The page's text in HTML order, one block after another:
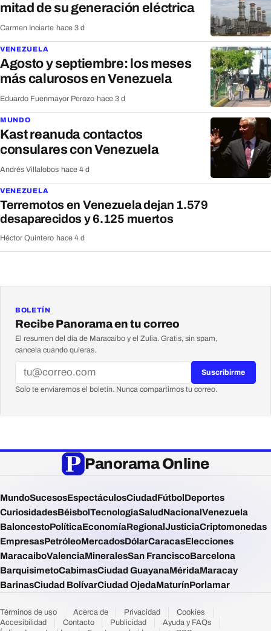
mitad de su generación eléctrica
Carmen Inciarte hace 3 d
VENEZUELA
Agosto y septiembre: los meses
más calurosos en Venezuela
Eduardo Fuenmayor Perozo hace 3 d
MUNDO
Kast reanuda contactos
consulares con Venezuela
Andrés Villalobos hace 4 d
VENEZUELA
Terremotos en Venezuela dejan 1.579
desaparecidos y 6.125 muertos
Héctor Quintero hace 4 d
BOLETÍN
Recibe Panorama en tu correo
El resumen del día de Maracaibo y el Zulia. Gratis, sin spam,
cancela cuando quieras.
Suscribirme
Solo te enviaremos el boletín. Nunca compartimos tu correo.
Panorama Online
MundoSucesosEspectáculosCiudadFútbol Deportes
CuriosidadesBéisbol TecnologíaSaludNacional Venezuela
BaloncestoPolíticaEconomíaRegional JusticiaCriptomonedas
EmpresasPetróleoMercadosDólarCaracasElecciones
MaracaiboValenciaMineralesSan FranciscoBarcelona
BarquisimetoCabimasCiudad GuayanaMéridaMaracay
BarinasCiudad BolívarCiudad OjedaMaturínPorlamar
Términos de uso Acerca de Privacidad
Cookies
Accesibilidad
Contacto Publicidad
Ayuda y FAQs